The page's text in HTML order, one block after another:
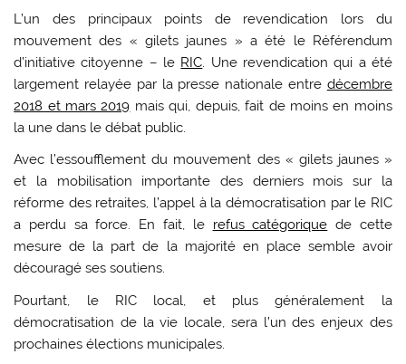
L’un des principaux points de revendication lors du
mouvement des « gilets jaunes » a été le Référendum
d’initiative citoyenne – le RIC. Une revendication qui a été
largement relayée par la presse nationale entre décembre
2018 et mars 2019 mais qui, depuis, fait de moins en moins
la une dans le débat public.
Avec l’essoufflement du mouvement des « gilets jaunes »
et la mobilisation importante des derniers mois sur la
réforme des retraites, l’appel à la démocratisation par le RIC
a perdu sa force. En fait, le refus catégorique de cette
mesure de la part de la majorité en place semble avoir
découragé ses soutiens.
Pourtant, le RIC local, et plus généralement la
démocratisation de la vie locale, sera l’un des enjeux des
prochaines élections municipales.